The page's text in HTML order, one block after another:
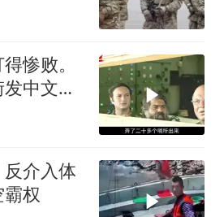
惨败。
中文教
介入体
权